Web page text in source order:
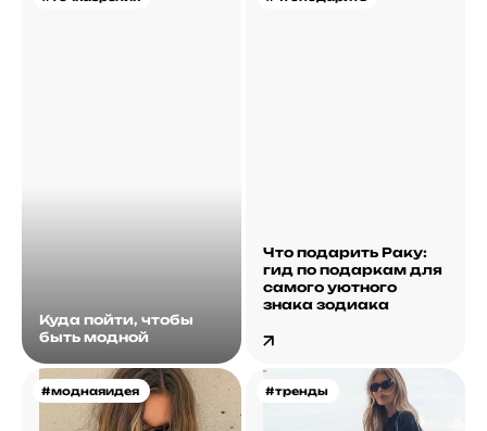
Куда пойти, чтобы
быть модной
Что подарить Раку:
гид по подаркам для
самого уютного
знака зодиака
#моднаяидея #тренды